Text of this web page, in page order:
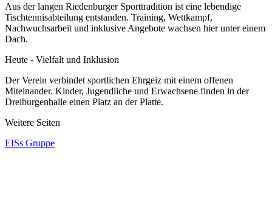
Aus der langen Riedenburger Sporttradition ist eine lebendige
Tischtennisabteilung entstanden. Training, Wettkampf,
Nachwuchsarbeit und inklusive Angebote wachsen hier unter einem
Dach.
Heute - Vielfalt und Inklusion
Der Verein verbindet sportlichen Ehrgeiz mit einem offenen
Miteinander. Kinder, Jugendliche und Erwachsene finden in der
Dreiburgenhalle einen Platz an der Platte.
Weitere Seiten
EISs Gruppe